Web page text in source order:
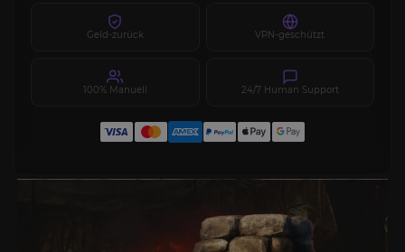
Geld-zurück VPN-geschützt
100% Manuell 24/7 Human Support